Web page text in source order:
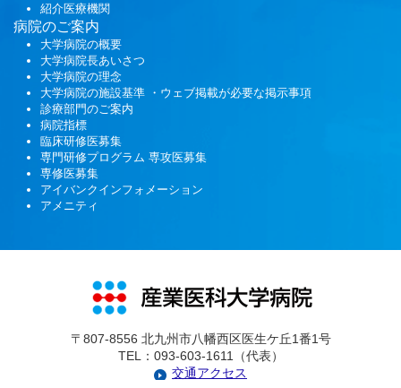
紹介医療機関
病院のご案内
大学病院の概要
大学病院長あいさつ
大学病院の理念
大学病院の施設基準 ・ウェブ掲載が必要な掲示事項
診療部門のご案内
病院指標
臨床研修医募集
専門研修プログラム 専攻医募集
専修医募集
アイバンクインフォメーション
アメニティ
〒807-8556 北九州市八幡西区医生ケ丘1番1号
TEL：093-603-1611（代表）
交通アクセス